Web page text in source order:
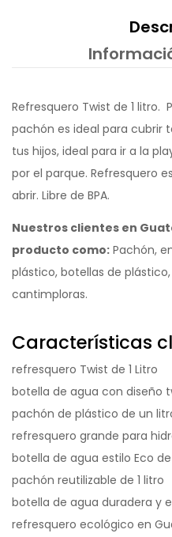
Refresquero Twist de 1
pachón es ideal para cubrir
tus hijos, ideal para ir a la
por el parque. Refresquero
abrir. Libre de BPA.
Nuestros clientes en
producto como: Pachón,
plástico, botellas de
cantimploras.
Características
refresquero Twist de 1 Litro
botella de agua con diseño
pachón de plástico de un
refresquero grande para
botella de agua estilo Eco
pachón reutilizable de 1 litro
botella de agua duradera y
refresquero ecológico en